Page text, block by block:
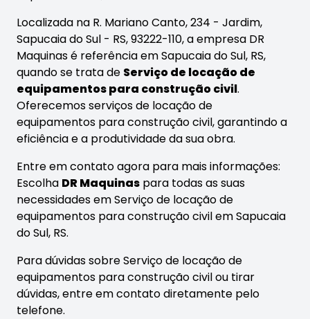
Localizada na R. Mariano Canto, 234 - Jardim,
Sapucaia do Sul - RS, 93222-110, a empresa DR
Maquinas é referência em Sapucaia do Sul, RS,
quando se trata de Serviço de locação de
equipamentos para construção civil.
Oferecemos serviços de locação de
equipamentos para construção civil, garantindo a
eficiência e a produtividade da sua obra.
Entre em contato agora para mais informações:
Escolha DR Maquinas para todas as suas
necessidades em Serviço de locação de
equipamentos para construção civil em Sapucaia
do Sul, RS.
Para dúvidas sobre Serviço de locação de
equipamentos para construção civil ou tirar
dúvidas, entre em contato diretamente pelo
telefone.